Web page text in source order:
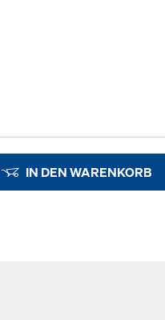
IN DEN WARENKORB